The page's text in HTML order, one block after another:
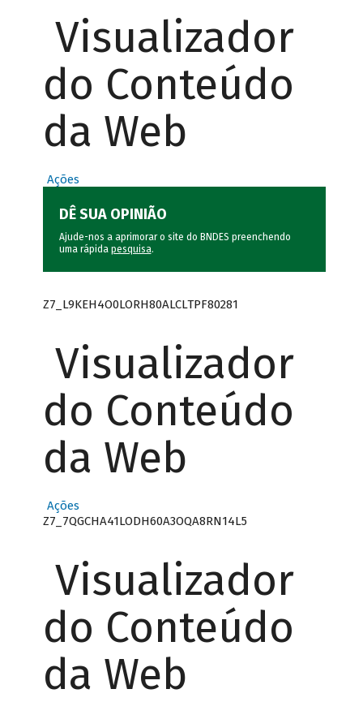
Visualizador
do Conteúdo
da Web
Ações
DÊ SUA OPINIÃO
Ajude-nos a aprimorar o site do BNDES preenchendo
uma rápida pesquisa.
Z7_L9KEH4O0LORH80ALCLTPF80281
Visualizador
do Conteúdo
da Web
Ações
Z7_7QGCHA41LODH60A3OQA8RN14L5
Visualizador
do Conteúdo
da Web